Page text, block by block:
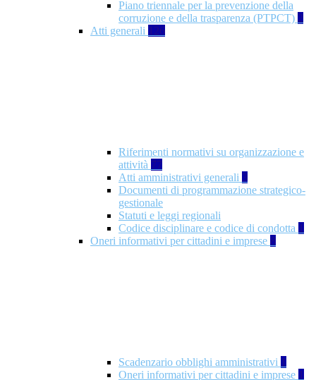
Piano triennale per la prevenzione della
corruzione e della trasparenza (PTPCT) 2
Atti generali 126
Riferimenti normativi su organizzazione e
attività 77
Atti amministrativi generali 3
Documenti di programmazione strategico-
gestionale
Statuti e leggi regionali
Codice disciplinare e codice di condotta 1
Oneri informativi per cittadini e imprese 8
Scadenzario obblighi amministrativi 1
Oneri informativi per cittadini e imprese 1